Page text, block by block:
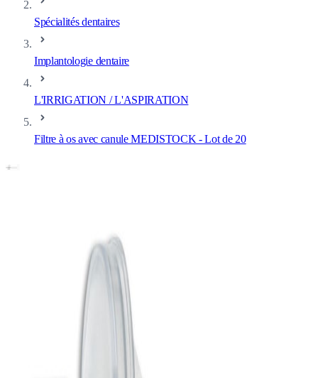
Spécialités dentaires
Implantologie dentaire
L'IRRIGATION / L'ASPIRATION
Filtre à os avec canule MEDISTOCK - Lot de 20